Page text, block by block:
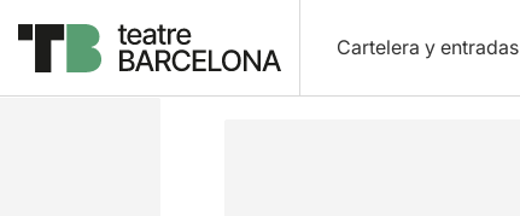
Cartelera y entradas